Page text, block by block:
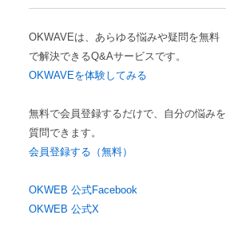
OKWAVEは、あらゆる悩みや疑問を無料
で解決できるQ&Aサービスです。
OKWAVEを体験してみる
無料で会員登録するだけで、自分の悩みを
質問できます。
会員登録する（無料）
OKWEB 公式Facebook
OKWEB 公式X